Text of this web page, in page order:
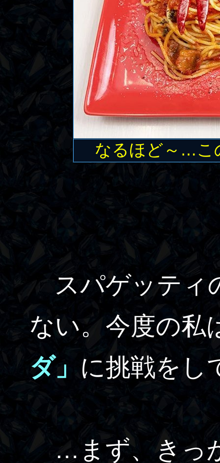
なるほど～…こ
スパゲッティ
ない。今度の私
ダ」 に挑戦をし
…まず、きっ